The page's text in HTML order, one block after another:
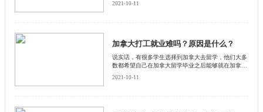
2021-10-11
加拿大打工就业难吗？原因是什么？
说实话，有很多学生选择到加拿大去留学，他们大多
数都希望自己在加拿大留学毕业之后能够就在加拿大
2021-10-11